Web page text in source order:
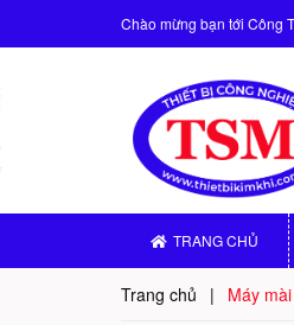
Chào mừng bạn tới Công
TRANG CHỦ
Trang chủ | Máy